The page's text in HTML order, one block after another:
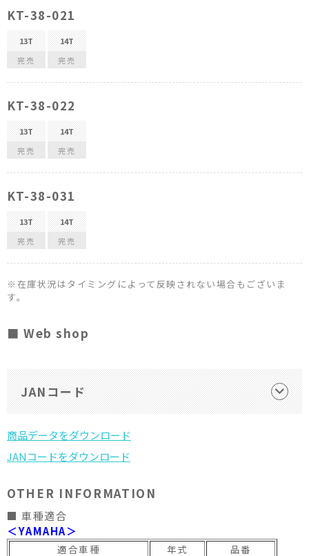
KT-38-021
13T
完売
14T
完売
KT-38-022
13T
完売
14T
完売
KT-38-031
13T
完売
14T
完売
※在庫状況はタイミングによって反映されない場合もございま
す。
■ Web shop
JANコード
OTHER INFORMATION
■ 車種適合
＜YAMAHA＞
適合車種 年式
品番